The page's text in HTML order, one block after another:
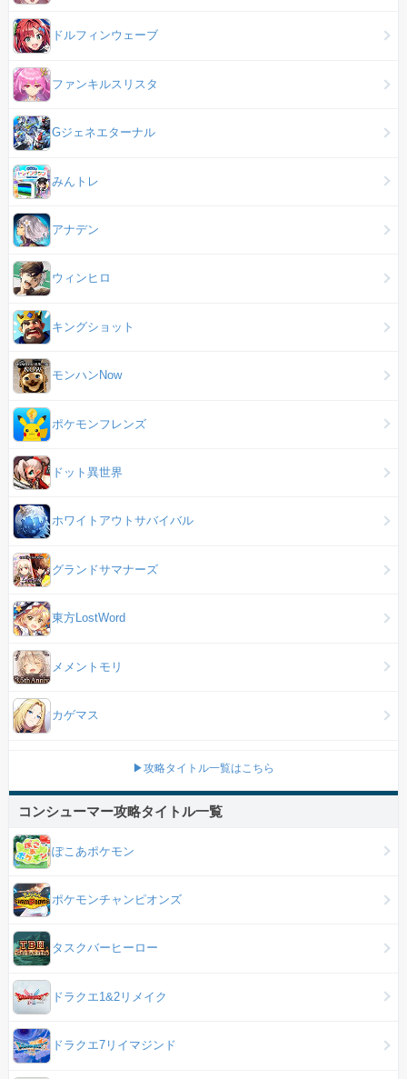
ドルフィンウェーブ
ファンキルスリスタ
Gジェネエターナル
みんトレ
アナデン
ウィンヒロ
キングショット
モンハンNow
ポケモンフレンズ
ドット異世界
ホワイトアウトサバイバル
グランドサマナーズ
東方LostWord
メメントモリ
カゲマス
▶攻略タイトル一覧はこちら
コンシューマー攻略タイトル一覧
ぽこあポケモン
ポケモンチャンピオンズ
タスクバーヒーロー
ドラクエ1&2リメイク
ドラクエ7リイマジンド